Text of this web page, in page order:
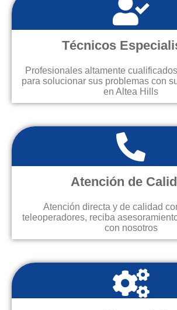
Técnicos
Profesionales altamente
para solucionar sus problemas con
en Altea Hills
Atención de
Atención directa y de calidad
teleoperadores, reciba
con nosotros